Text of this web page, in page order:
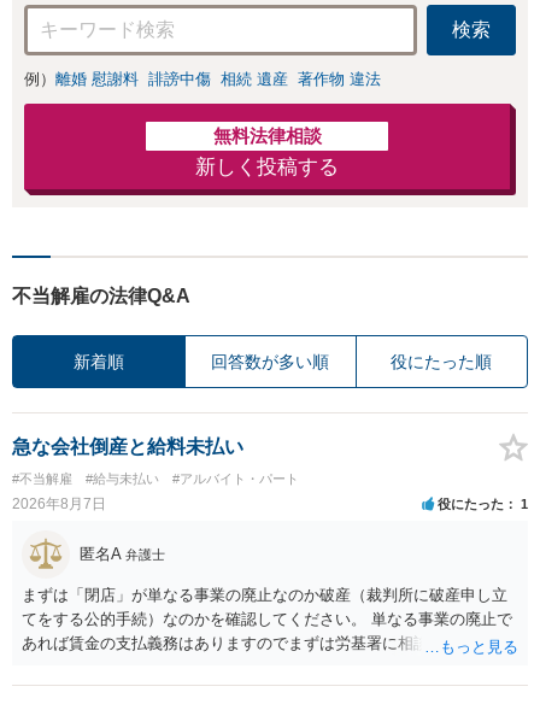
検索
例） 離婚 慰謝料 誹謗中傷 相続 遺産 著作物 違法
無料法律相談
新しく投稿する
不当解雇の法律Q&A
新着順 回答数が多い順 役にたった順
急な会社倒産と給料未払い
#不当解雇 #給与未払い #アルバイト・パート
2026年8月7日 役にたった 1
匿名A 弁護士
まずは「閉店」が単なる事業の廃止なのか破産（裁判所に破産申し立
てをする公的手続）なのかを確認してください。 単なる事業の廃止で
あれば賃金の支払義務はありますのでまずは労基署に相談してくださ
しいかもしれませんが）賃金などの労働債権は他の債務より優先して